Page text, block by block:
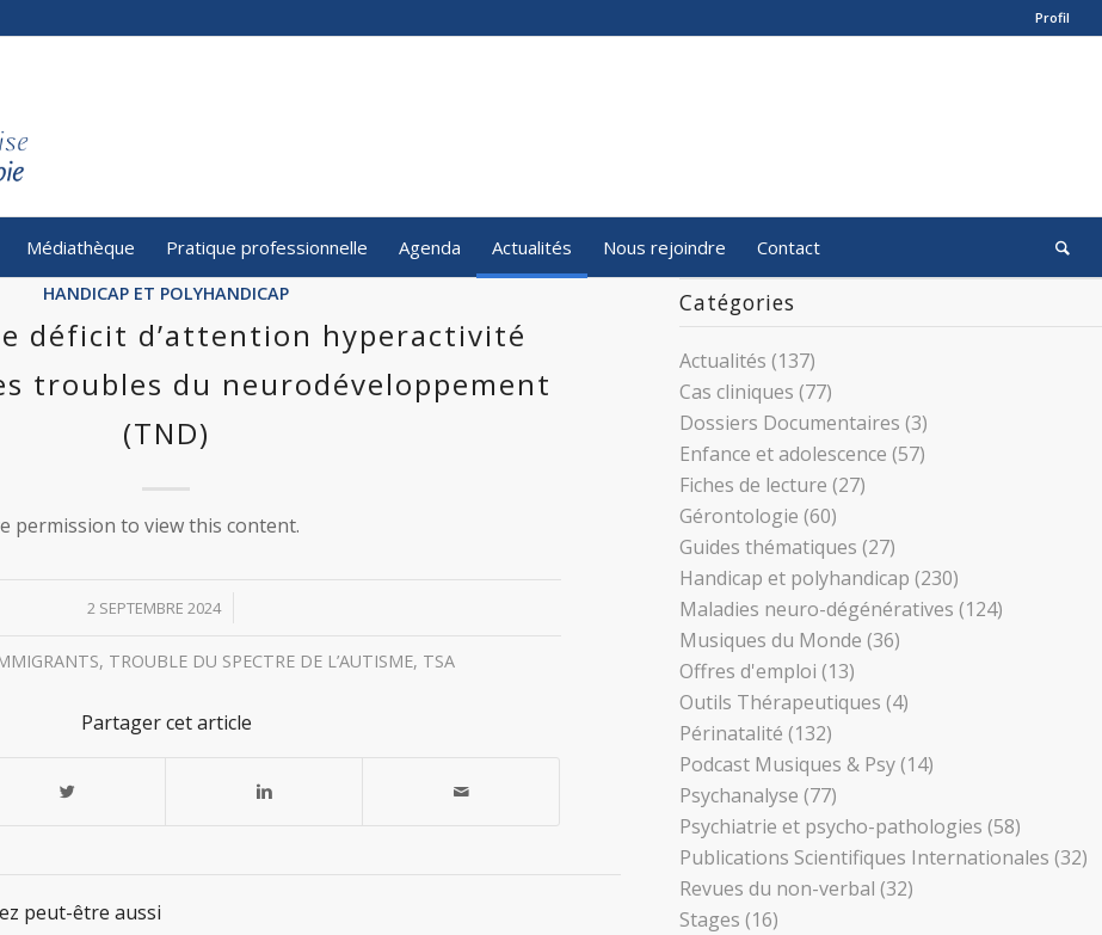
Profil
Médiathèque Pratique professionnelle Agenda Actualités Nous rejoindre Contact
HANDICAP ET POLYHANDICAP
déficit d’attention hyperactivité
troubles du neurodéveloppement
(TND)
permission to view this content.
2 SEPTEMBRE 2024
/
, TROUBLE DU SPECTRE DE L’AUTISME, TSA
Partager cet article
peut-être aussi
Catégories
Actualités (137)
Cas cliniques (77)
Dossiers Documentaires (3)
Enfance et adolescence (57)
Fiches de lecture (27)
Gérontologie (60)
Guides thématiques (27)
Handicap et polyhandicap (230)
Maladies neuro-dégénératives (124)
Musiques du Monde (36)
Offres d'emploi (13)
Outils Thérapeutiques (4)
Périnatalité (132)
Podcast Musiques & Psy(14)
Psychanalyse (77)
Psychiatrie et psycho-pathologies (58)
Publications Scientifiques Internationales (32)
Revues du non-verbal (32)
Stages (16)